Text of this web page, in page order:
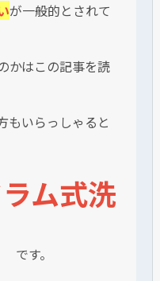
が一般的とされて
かはこの記事を読
もいらっしゃると
ラム式洗
です。